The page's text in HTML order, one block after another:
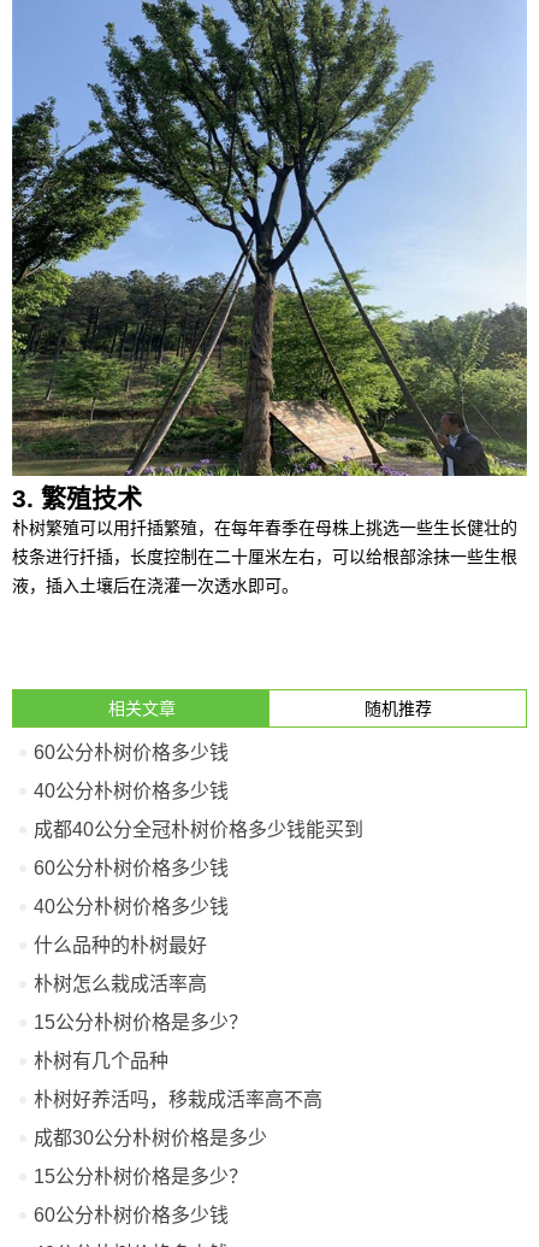
3. 繁殖技术
朴树繁殖可以用扦插繁殖，在每年春季在母株上挑选一些生长健壮的
枝条进行扦插，长度控制在二十厘米左右，可以给根部涂抹一些生根
液，插入土壤后在浇灌一次透水即可。
相关文章 随机推荐
60公分朴树价格多少钱
40公分朴树价格多少钱
成都40公分全冠朴树价格多少钱能买到
60公分朴树价格多少钱
40公分朴树价格多少钱
什么品种的朴树最好
朴树怎么栽成活率高
15公分朴树价格是多少？
朴树有几个品种
朴树好养活吗，移栽成活率高不高
成都30公分朴树价格是多少
15公分朴树价格是多少？
60公分朴树价格多少钱